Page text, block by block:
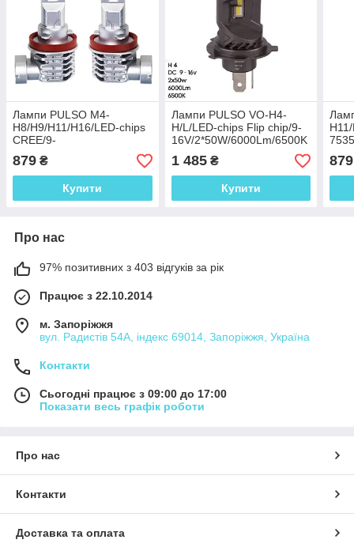
Лампи PULSO M4-
H8/H9/H11/H16/LED-chips
CREE/9-
32v/2x25w/4500Lm/6000K
879 ₴
Купити
Лампи PULSO VO-H4-
H/L/LED-chips Flip chip/9-
16V/2*50W/6000Lm/6500K
1 485₴
Купити
879
Про нас
97% позитивних з 403 відгуків за рік
Працює з 22.10.2014
м. Запоріжжя
вул. Радистів 54А, індекс 69014, Запоріжжя, Україна
Контакти
Сьогодні працює з 09:00 до 17:00
Показати весь графік роботи
Про нас
Контакти
Доставка та оплата